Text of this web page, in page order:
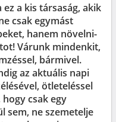
a kis társaság, akik
csak egymást
hanem növelni-
Várunk mindenkit,
bármivel.
az aktuális napi
ötleteléssel
csak egy
sem, ne szemetelje